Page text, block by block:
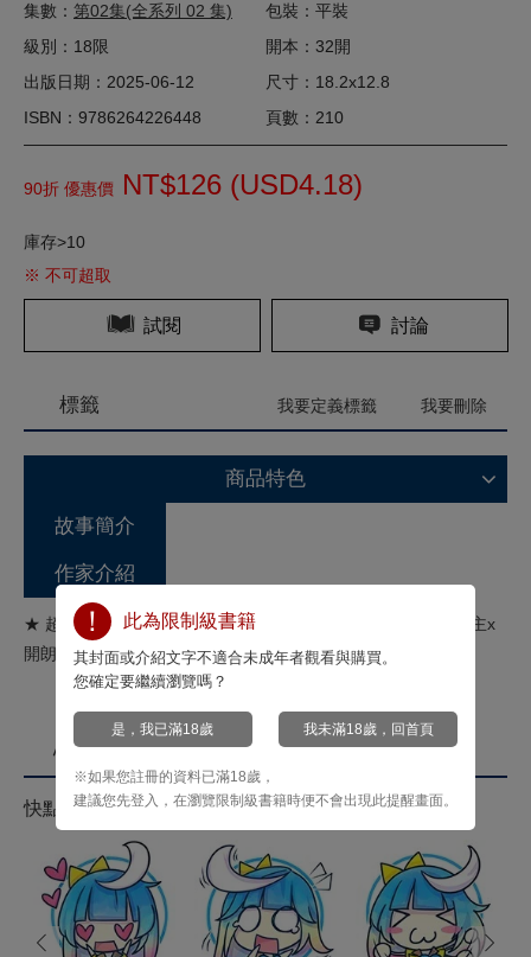
集數： 第02集(全系列 02 集)
包裝：平裝
級別：18限
開本：32開
出版日期：2025-06-12
尺寸：18.2x12.8
ISBN：9786264226448
頁數：210
90折 優惠價 NT$126 (USD4.18)
庫存>10
※ 不可超取
試閱 討論
標籤 我要定義標籤 我要刪除
商品特色
故事簡介
作家介紹
★ 超人氣ASMR BL引頸期盼的續集！★ 陰沉的性感美聲直播主x
開朗又受歡迎的隱性鐵粉！★單行本收錄加筆短篇！
心情投票
快點來按心情投票拿菁點！
prev next
此為限制級書籍
其封面或介紹文字不適合未成年者觀看與購買。
您確定要繼續瀏覽嗎？
是，我已滿18歲 我未滿18歲，回首頁
※如果您註冊的資料已滿18歲，
建議您先登入，在瀏覽限制級書籍時便不會出現此提醒畫面。